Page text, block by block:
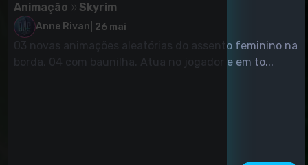
Animação
Skyrim
Anne Rivan 26 mai
03 novas animações aleatórias do assento feminino na
borda, 04 com baunilha. Atua no jogador e em to...